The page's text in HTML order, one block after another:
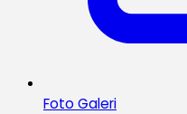
Foto Galeri